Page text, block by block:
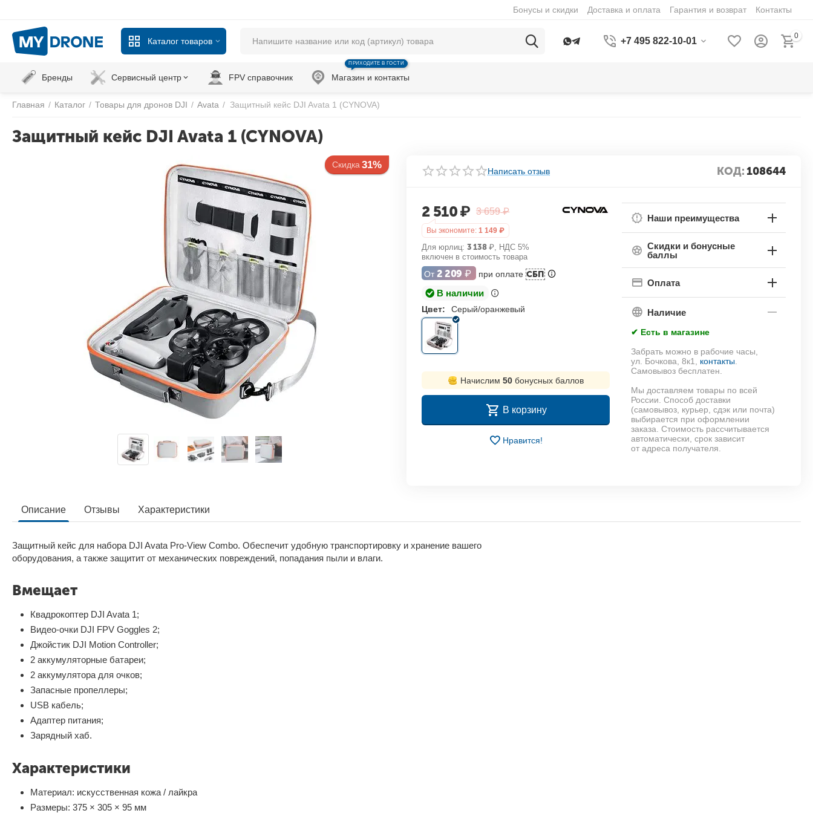
Бонусы и скидки Доставка и оплата Гарантия и возврат Контакты
Каталог товаров +7 495 822-10-01 0
Бренды Сервисный центр FPV справочник Магазин и контакты
ПРИХОДИТЕ В ГОСТИ
Главная / Каталог / Товары для дронов DJI / Avata / Защитный кейс DJI Avata 1 (CYNOVA)
Защитный кейс DJI Avata 1 (CYNOVA)
Скидка 31%
Написать отзыв КОД:108644
2 510₽ 3 659 ₽
Вы экономите: 1 149 ₽
Для юрлиц: 3 138 ₽, НДС 5%
включен в стоимость товара
От 2 209 ₽ при оплате СБП
В наличии
Цвет: Серый/оранжевый
Начислим 50бонусных баллов
В корзину
Нравится!
Наши преимущества
Скидки и бонусные
баллы
Оплата
Наличие
✔ Есть в магазине
Забрать можно в рабочие часы,
ул. Бочкова, 8к1, контакты
Самовывоз бесплатен.
Мы доставляем товары по всей
России. Способ доставки
(самовывоз, курьер, сдэк или почта)
выбирается при оформлении
заказа. Стоимость рассчитывается
автоматически, срок зависит
от адреса получателя.
Описание Отзывы Характеристики
Защитный кейс для набора DJI Avata Pro-View Combo. Обеспечит удобную транспортировку и хранение вашего
оборудования, а также защитит от механических повреждений, попадания пыли и влаги.
Вмещает
Квадрокоптер DJI Avata 1;
Видео-очки DJI FPV Goggles 2;
Джойстик DJI Motion Controller;
2 аккумуляторные батареи;
2 аккумулятора для очков;
Запасные пропеллеры;
USB кабель;
Адаптер питания;
Зарядный хаб.
Характеристики
Материал: искусственная кожа / лайкра
Размеры: 375 × 305 × 95 мм